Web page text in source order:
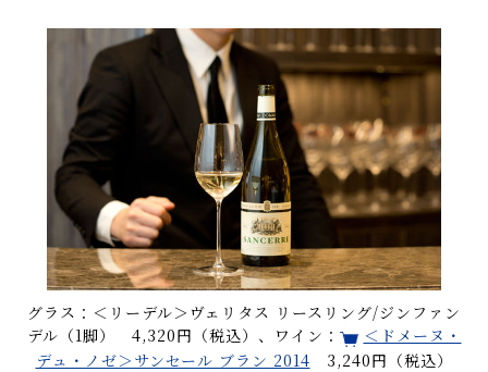
グラス：＜リーデル＞ヴェリタス リースリング/ジンファン
デル（1脚） 4,320円（税込）、ワイン：
＜ドメーヌ・
デュ・ノゼ＞サンセール ブラン 2014 3,240円（税込）